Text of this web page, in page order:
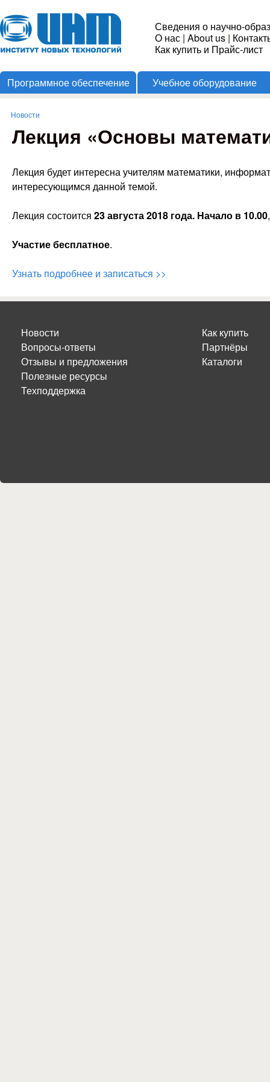
Институт
Новых
Технологий
Сведения о научно-
О нас | About us |
Как купить и Прайс-лист
Программное обеспечение Учебное оборудование
Вы здесь
Новости
Лекция «Основы
Лекция будет интересна учителям математики,
интересующимся данной темой.
Лекция состоится 23 августа 2018 года. Начало в 10.00
Участие бесплатное.
Узнать подробнее и записаться >>
Новости
Вопросы-ответы
Отзывы и предложения
Полезные ресурсы
Техподдержка
Как купить
Партнёры
Каталоги